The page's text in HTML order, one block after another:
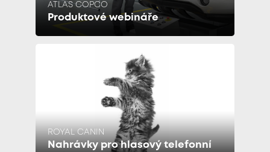
ATLAS COPCO
Produktové webináře
ROYAL CANIN
Nahrávky pro hlasový telefonní